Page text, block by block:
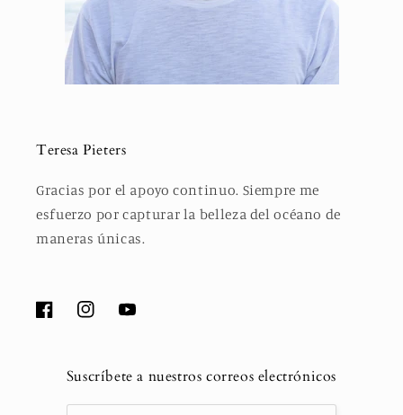
Teresa Pieters
Gracias por el apoyo continuo. Siempre me
esfuerzo por capturar la belleza del océano de
maneras únicas.
FacebookInstagramYouTube
Suscríbete a nuestros correos electrónicos